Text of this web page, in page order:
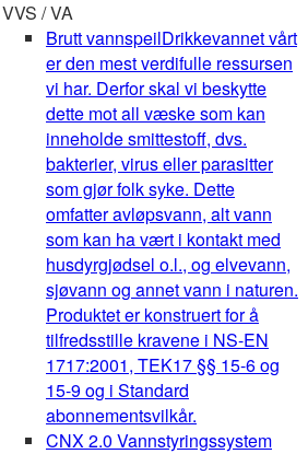
VVS / VA
Brutt vannspeilDrikkevannet vårt
er den mest verdifulle ressursen
vi har. Derfor skal vi beskytte
dette mot all væske som kan
inneholde smittestoff, dvs.
bakterier, virus eller parasitter
som gjør folk syke. Dette
omfatter avløpsvann, alt vann
som kan ha vært i kontakt med
husdyrgjødsel o.l., og elvevann,
sjøvann og annet vann i naturen.
Produktet er konstruert for å
tilfredsstille kravene i NS-EN
1717:2001, TEK17 §§ 15-6 og
15-9 og i Standard
abonnementsvilkår.
CNX 2.0 Vannstyringssystem